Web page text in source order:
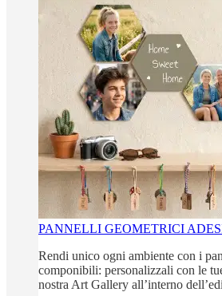
PANNELLI GEOMETRICI
Rendi unico ogni ambiente con i
componibili: personalizzali con le
nostra Art Gallery all’interno